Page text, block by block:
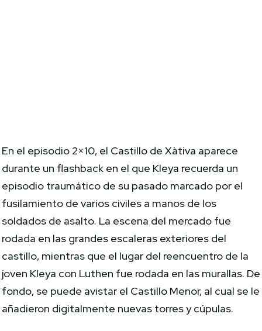
En el episodio 2×10, el Castillo de Xàtiva aparece
durante un flashback en el que Kleya recuerda un
episodio traumático de su pasado marcado por el
fusilamiento de varios civiles a manos de los
soldados de asalto. La escena del mercado fue
rodada en las grandes escaleras exteriores del
castillo, mientras que el lugar del reencuentro de la
joven Kleya con Luthen fue rodada en las murallas. De
fondo, se puede avistar el Castillo Menor, al cual se le
añadieron digitalmente nuevas torres y cúpulas.